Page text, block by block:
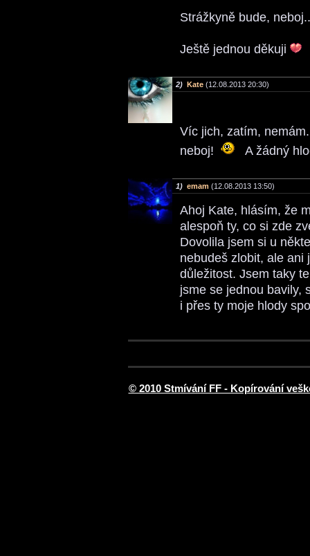
Strážkyně bude,
Ještě jednou děkuji
2) Kate (12.08.2013 20:30)
Víc jich, zatím,
neboj!
A žádný
1) emam (12.08.2013 13:50)
Ahoj Kate, hlásím, že
alespoň ty, co si zde
Dovolila jsem si u
nebudeš zlobit, ale ani
důležitost. Jsem taky
jsme se jednou bavily,
i přes ty moje hlody
© 2010 Stmívání FF - Kopírování